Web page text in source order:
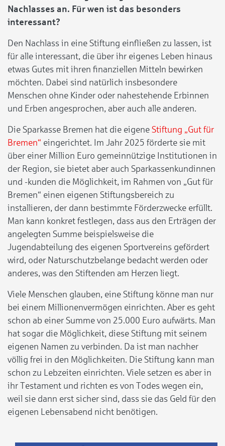
Nachlasses an. Für wen ist das besonders
interessant?
Den Nachlass in eine Stiftung einfließen zu lassen, ist
für alle interessant, die über ihr eigenes Leben hinaus
etwas Gutes mit ihren finanziellen Mitteln bewirken
möchten. Dabei sind natürlich insbesondere
Menschen ohne Kinder oder nahestehende Erbinnen
und Erben angesprochen, aber auch alle anderen.
Die Sparkasse Bremen hat die eigene Stiftung „Gut für
Bremen“ eingerichtet. Im Jahr 2025 förderte sie mit
über einer Million Euro gemeinnützige Institutionen in
der Region, sie bietet aber auch Sparkassenkundinnen
und -kunden die Möglichkeit, im Rahmen von „Gut für
Bremen“ einen eigenen Stiftungsbereich zu
installieren, der dann bestimmte Förderzwecke erfüllt.
Man kann konkret festlegen, dass aus den Erträgen der
angelegten Summe beispielsweise die
Jugendabteilung des eigenen Sportvereins gefördert
wird, oder Naturschutzbelange bedacht werden oder
anderes, was den Stiftenden am Herzen liegt.
Viele Menschen glauben, eine Stiftung könne man nur
bei einem Millionenvermögen einrichten. Aber es geht
schon ab einer Summe von 25.000 Euro aufwärts. Man
hat sogar die Möglichkeit, diese Stiftung mit seinem
eigenen Namen zu verbinden. Da ist man nachher
völlig frei in den Möglichkeiten. Die Stiftung kann man
schon zu Lebzeiten einrichten. Viele setzen es aber in
ihr Testament und richten es von Todes wegen ein,
weil sie dann erst sicher sind, dass sie das Geld für den
eigenen Lebensabend nicht benötigen.